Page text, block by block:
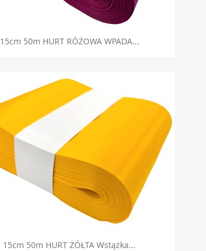
 Szybki podgląd
15cm 50m HURT RÓŻOWA WPADA...
Szybki podgląd
15cm 50m HURT ŻÓŁTA Wstążka...